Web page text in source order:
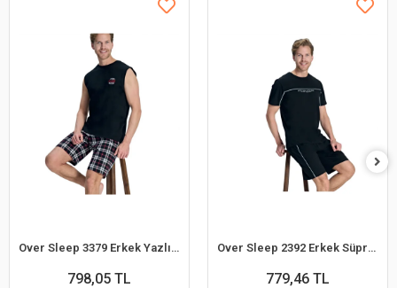
Over Sleep 3379 Erkek Yazlık Şort Pijama Takım (M-L-XL-2XL)
798,05 TL
Over Sleep 2392 Erkek Süprem Şort Yazlık Pijama Takım (M-L-XL-2XL)
779,46 TL